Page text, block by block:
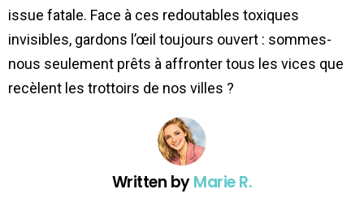
issue fatale. Face à ces redoutables toxiques
invisibles, gardons l’œil toujours ouvert : sommes-
nous seulement prêts à affronter tous les vices que
recèlent les trottoirs de nos villes ?
Written byMarie R.